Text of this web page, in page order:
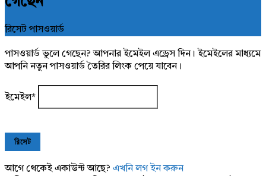
রিসেট পাসওয়ার্ড
পাসওয়ার্ড ভুলে গেছেন? আপনার ইমেইল এড্রেস দিন। ইমেইলের মাধ্যমে
আপনি নতুন পাসওয়ার্ড তৈরির লিংক পেয়ে যাবেন।
ইমেইল*
আগে থেকেই একাউন্ট আছে? এখনি লগ ইন করুন